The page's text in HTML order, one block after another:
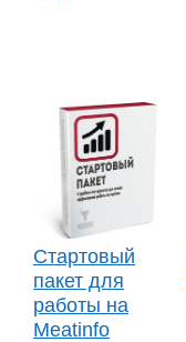
Стартовый
пакет для
работы на
Meatinfo